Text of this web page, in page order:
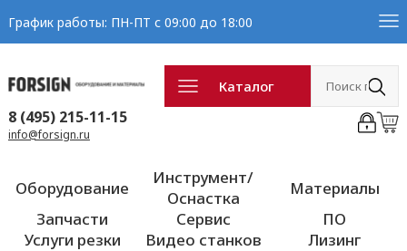
График работы: ПН-ПТ с 09:00 до 18:00
Каталог
8 (495) 215-11-15
info@forsign.ru
Оборудование
Инструмент/
Оснастка
Материалы
Запчасти
Сервис
ПО
Услуги резки
Видео станков Лизинг